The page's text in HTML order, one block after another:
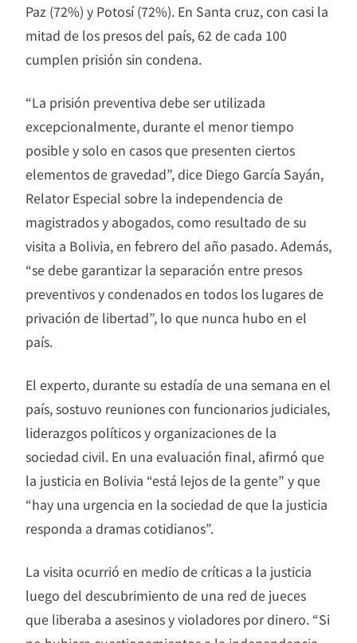
Paz (72%) y Potosí (72%). En Santa cruz, con casi la
mitad de los presos del país, 62 de cada 100
cumplen prisión sin condena.
“La prisión preventiva debe ser utilizada
excepcionalmente, durante el menor tiempo
posible y solo en casos que presenten ciertos
elementos de gravedad”, dice Diego García Sayán,
Relator Especial sobre la independencia de
magistrados y abogados, como resultado de su
visita a Bolivia, en febrero del año pasado. Además,
“se debe garantizar la separación entre presos
preventivos y condenados en todos los lugares de
privación de libertad”, lo que nunca hubo en el
país.
El experto, durante su estadía de una semana en el
país, sostuvo reuniones con funcionarios judiciales,
liderazgos políticos y organizaciones de la
sociedad civil. En una evaluación final, afirmó que
la justicia en Bolivia “está lejos de la gente” y que
“hay una urgencia en la sociedad de que la justicia
responda a dramas cotidianos”.
La visita ocurrió en medio de críticas a la justicia
luego del descubrimiento de una red de jueces
que liberaba a asesinos y violadores por dinero. “Si